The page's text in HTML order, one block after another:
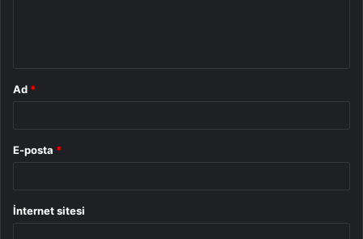
Ad *
E-posta *
İnternet sitesi